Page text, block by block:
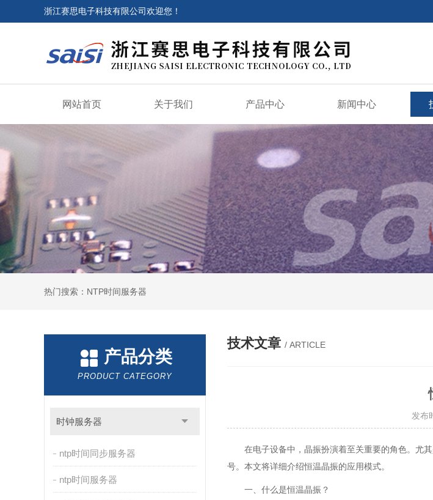
浙江赛思电子科技有限公司欢迎您！
网站首页 关于我们 产品中心 新闻中心
热门搜索：NTP时间服务器
产品分类
PRODUCT CATEGORY
时钟服务器
ntp时间同步服务器
ntp时间服务器
技术文章 / ARTICLE
发布
在电子设备中，晶振扮演着至关重要的角色。尤
号。本文将详细介绍恒温晶振的应用模式。
一、什么是恒温晶振？